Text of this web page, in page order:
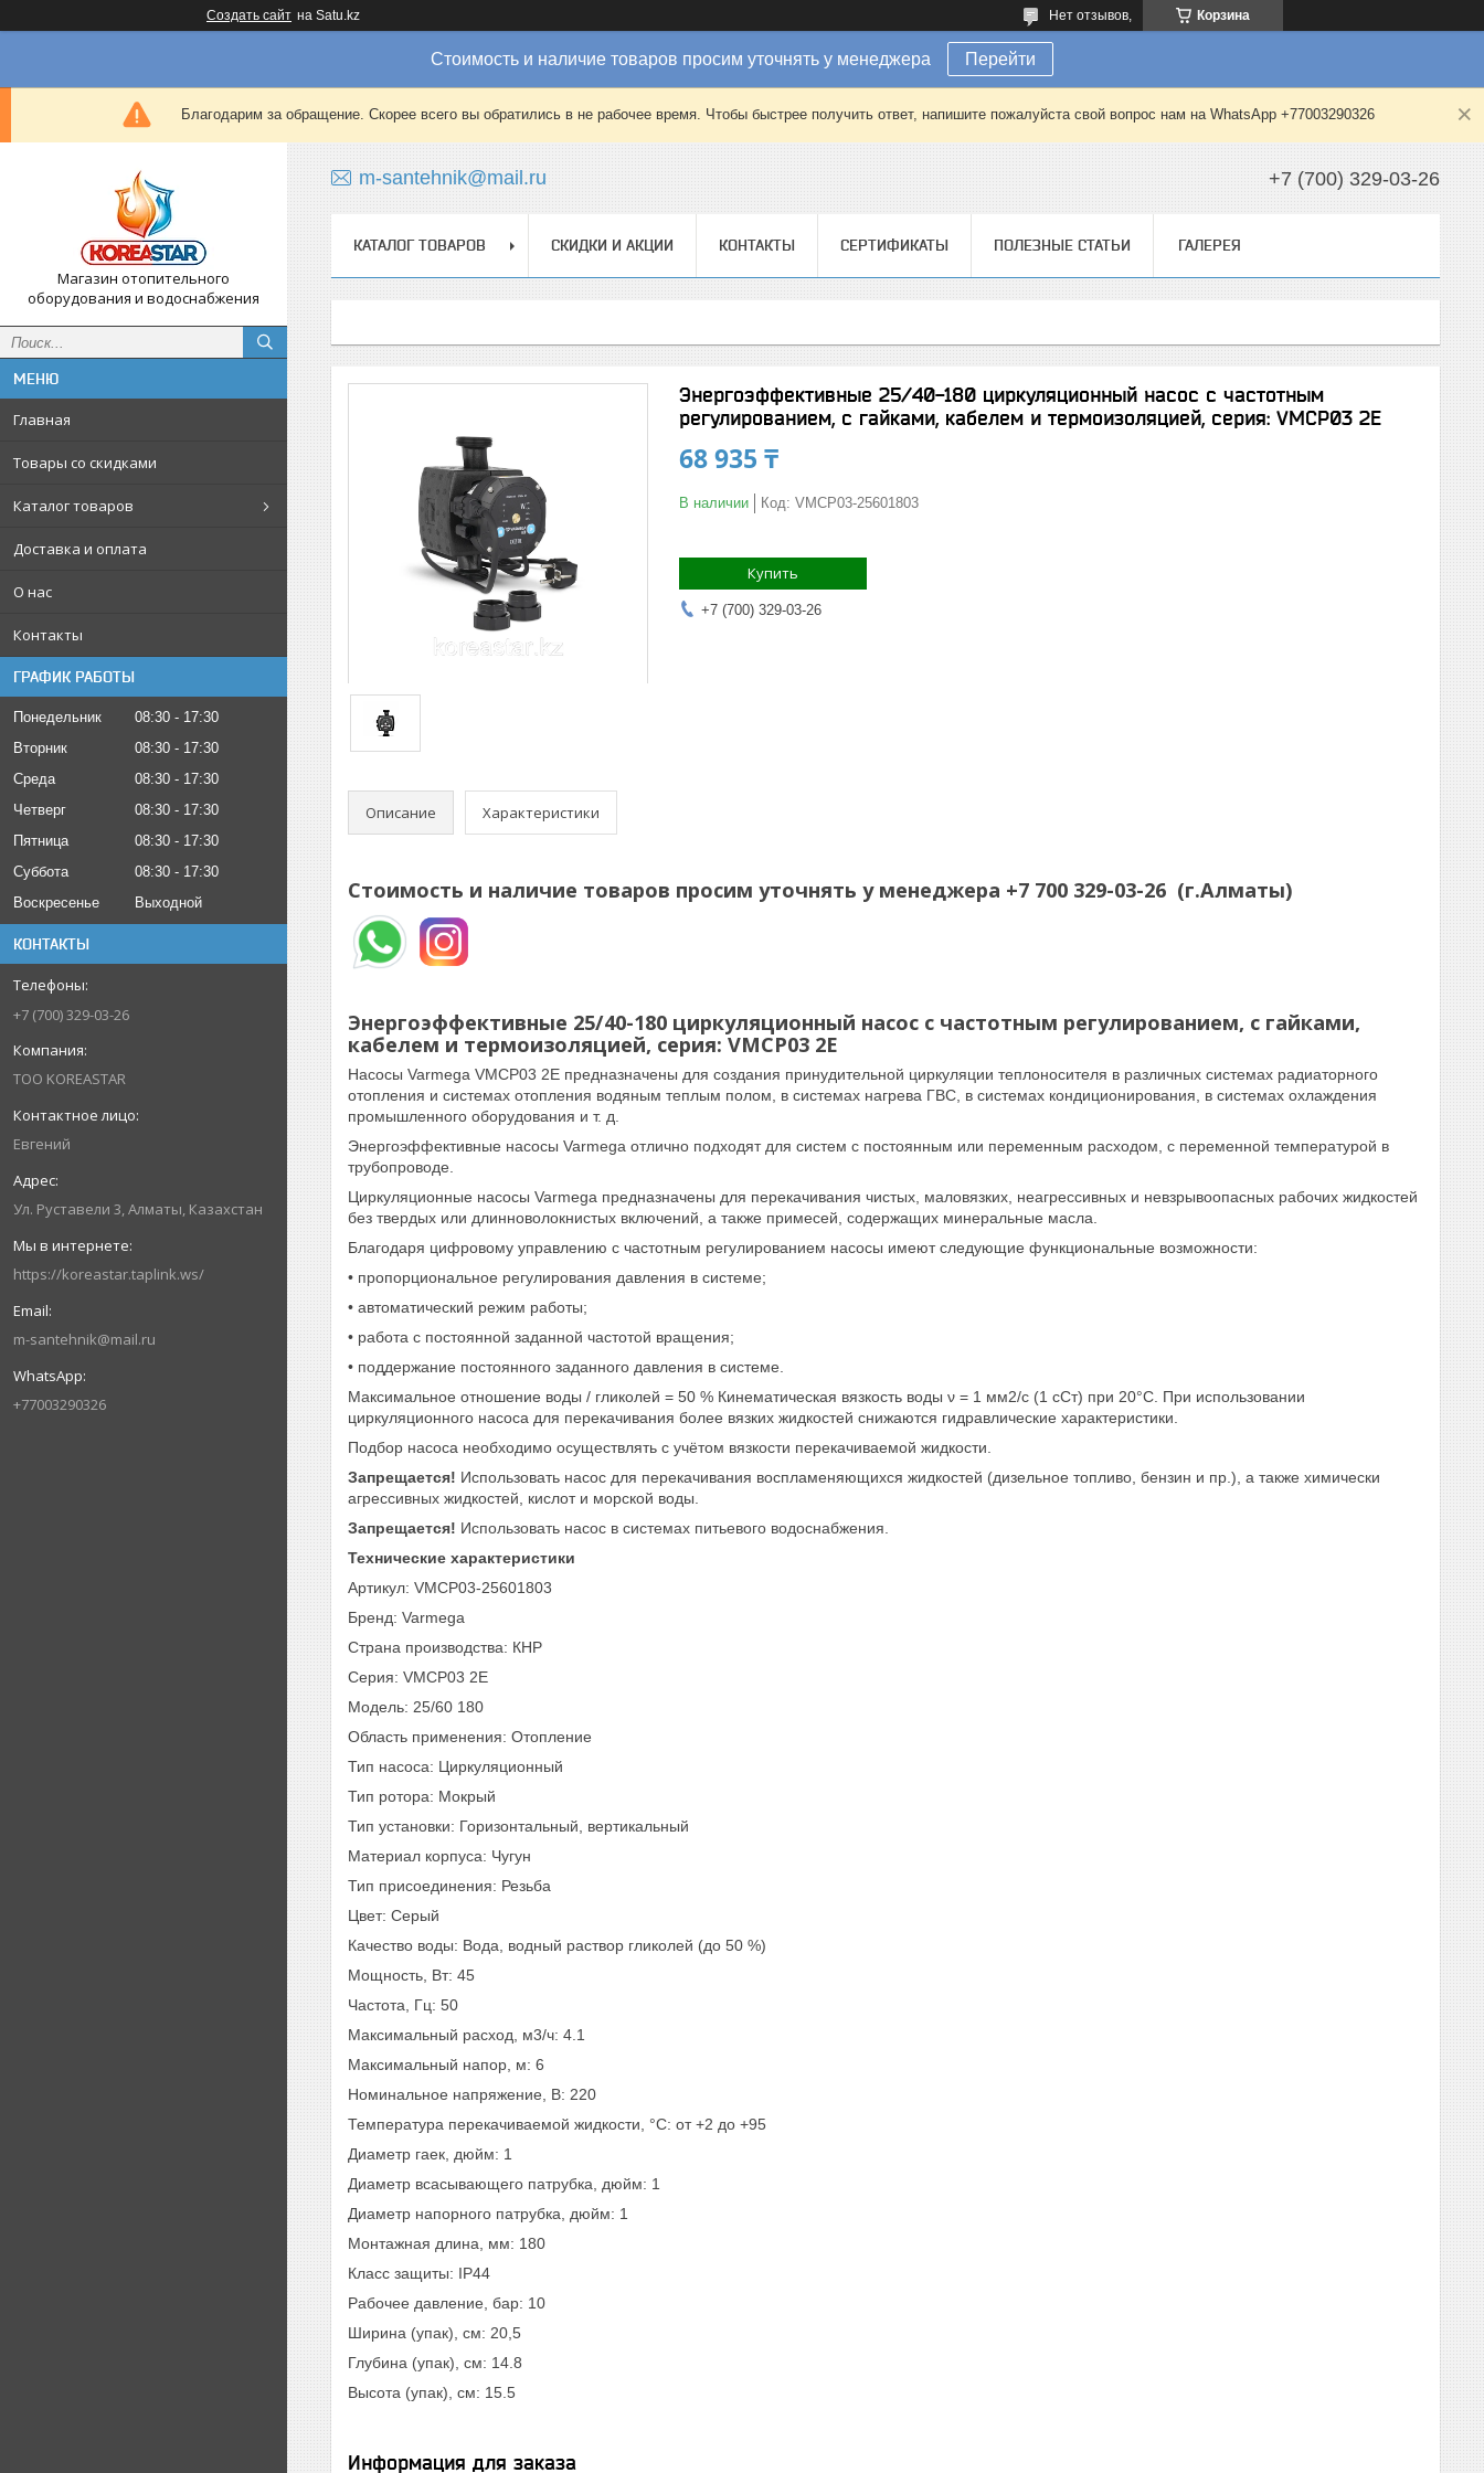
Создать сайт на Satu.kz Корзина
Нет отзывов,
Стоимость и наличие товаров просим уточнять у менеджера Перейти
Благодарим за обращение. Скорее всего вы обратились в не рабочее время. Чтобы быстрее получить ответ, напишите пожалуйста свой вопрос нам на WhatsApp +77003290326
Магазин отопительного
оборудования и водоснабжения
Главная
Товары со скидками
Каталог товаров
Доставка и оплата
О нас
Контакты
ГРАФИК РАБОТЫ
Понедельник 08:30
17:30
Вторник
08:30
17:30
Среда
08:30
17:30
Четверг
08:30
17:30
Пятница
08:30
17:30
Суббота
08:30
17:30
Воскресенье
Выходной
КОНТАКТЫ
+7 (700) 329-03-26
ТОО KOREASTAR
Евгений
Ул. Руставели 3, Алматы, Казахстан
https://koreastar.taplink.ws/
m-santehnik@mail.ru
+77003290326
m-santehnik@mail.ru +7 (700) 329-03-26
КАТАЛОГ ТОВАРОВ СКИДКИ И АКЦИИ КОНТАКТЫ СЕРТИФИКАТЫ ПОЛЕЗНЫЕ СТАТЬИ ГАЛЕРЕЯ
Энергоэффективные 25/40-180 циркуляционный насос с частотным
регулированием, с гайками, кабелем и термоизоляцией, серия: VMCP03 2E
68 935 ₸
В наличии Код: VMCP03-25601803
Купить
+7 (700) 329-03-26
Описание Характеристики
Стоимость и наличие товаров просим уточнять у менеджера +7 700 329-03-26 (г.Алматы)
Энергоэффективные 25/40-180 циркуляционный насос с частотным регулированием, с гайками,
кабелем и термоизоляцией, серия: VMCP03 2E
Насосы Varmega VMCP03 2E предназначены для создания принудительной циркуляции теплоносителя в различных системах радиаторного
отопления и системах отопления водяным теплым полом, в системах нагрева ГВС, в системах кондиционирования, в системах охлаждения
промышленного оборудования и т. д.
Энергоэффективные насосы Varmega отлично подходят для систем с постоянным или переменным расходом, с переменной температурой в
трубопроводе.
Циркуляционные насосы Varmega предназначены для перекачивания чистых, маловязких, неагрессивных и невзрывоопасных рабочих жидкостей
без твердых или длинноволокнистых включений, а также примесей, содержащих минеральные масла.
Благодаря цифровому управлению с частотным регулированием насосы имеют следующие функциональные возможности:
• пропорциональное регулирования давления в системе;
• автоматический режим работы;
• работа с постоянной заданной частотой вращения;
• поддержание постоянного заданного давления в системе.
Максимальное отношение воды / гликолей = 50 % Кинематическая вязкость воды ν = 1 мм2/с (1 сСт) при 20°С. При использовании
циркуляционного насоса для перекачивания более вязких жидкостей снижаются гидравлические характеристики.
Подбор насоса необходимо осуществлять с учётом вязкости перекачиваемой жидкости.
Запрещается! Использовать насос для перекачивания воспламеняющихся жидкостей (дизельное топливо, бензин и пр.), а также химически
агрессивных жидкостей, кислот и морской воды.
Запрещается! Использовать насос в системах питьевого водоснабжения.
Технические характеристики
Артикул: VMCP03-25601803
Бренд: Varmega
Страна производства: КНР
Серия: VMCP03 2E
Модель: 25/60 180
Область применения: Отопление
Тип насоса: Циркуляционный
Тип ротора: Мокрый
Тип установки: Горизонтальный, вертикальный
Материал корпуса: Чугун
Тип присоединения: Резьба
Цвет: Серый
Качество воды: Вода, водный раствор гликолей (до 50 %)
Мощность, Вт: 45
Частота, Гц: 50
Максимальный расход, м3/ч: 4.1
Максимальный напор, м: 6
Номинальное напряжение, В: 220
Температура перекачиваемой жидкости, °С: от +2 до +95
Диаметр гаек, дюйм: 1
Диаметр всасывающего патрубка, дюйм: 1
Диаметр напорного патрубка, дюйм: 1
Монтажная длина, мм: 180
Класс защиты: IP44
Рабочее давление, бар: 10
Ширина (упак), см: 20,5
Глубина (упак), см: 14.8
Высота (упак), см: 15.5
Информация для заказа